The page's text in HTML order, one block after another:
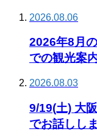
2026.08.06
2026年8月
での観光案
2026.08.03
9/19(土) 大
でお話しし